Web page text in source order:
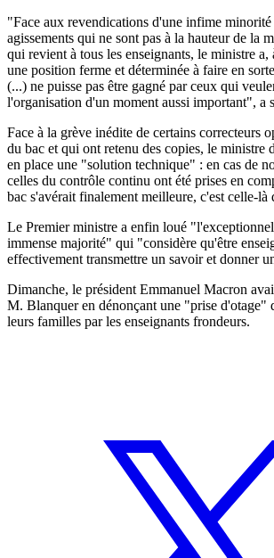
"Face aux revendications d'une infime minorité
agissements qui ne sont pas à la hauteur de la
qui revient à tous les enseignants, le ministre a,
une position ferme et déterminée à faire en
(...) ne puisse pas être gagné par ceux qui
l'organisation d'un moment aussi important", a
Face à la grève inédite de certains correcteurs
du bac et qui ont retenu des copies, le ministre
en place une "solution technique" : en cas de
celles du contrôle continu ont été prises en
bac s'avérait finalement meilleure, c'est celle-là
Le Premier ministre a enfin loué
immense majorité" qui "considère qu'être
effectivement transmettre un savoir et donner
Dimanche, le président Emmanuel Macron
M. Blanquer en dénonçant une "prise d'otage"
leurs familles par les enseignants frondeurs.